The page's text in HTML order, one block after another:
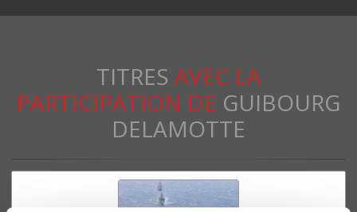
TITRES AVEC LA
PARTICIPATION DE GUIBOURG
DELAMOTTE